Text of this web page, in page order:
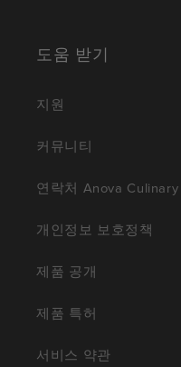
도움 받기
지원
커뮤니티
연락처 Anova Culinary
개인정보 보호정책
제품 공개
제품 특허
서비스 약관